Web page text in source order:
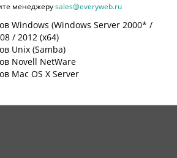
менеджеруsales@everyweb.ru
Windows (Windows Server 2000* /
/ 2012 (х64)
Unix (Samba)
Novell NetWare
Mac OS X Server